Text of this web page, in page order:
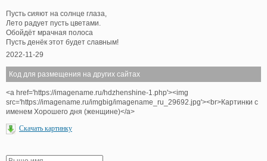
Пусть сияют на солнце глаза,
Лето радует пусть цветами.
Обойдёт мрачная полоса
Пусть денёк этот будет славным!
2022-11-29
Код для размещения на других сайтах
<a href='https://imagename.ru/hdzhenshine-1.php'><img
src='https://imagename.ru/imgbig/imagename_ru_29692.jpg'><br>Картинки с
именем Хорошего дня (женщине)</a>
Скачать картинку